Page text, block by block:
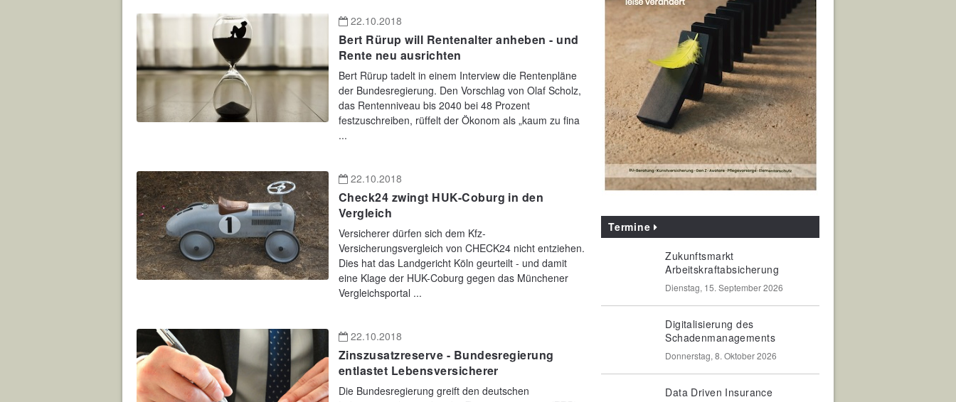
22.10.2018
Bert Rürup will Rentenalter anheben - und
Rente neu ausrichten
Bert Rürup tadelt in einem Interview die Rentenpläne
der Bundesregierung. Den Vorschlag von Olaf Scholz,
das Rentenniveau bis 2040 bei 48 Prozent
festzuschreiben, rüffelt der Ökonom als „kaum zu fina
...
22.10.2018
Check24 zwingt HUK-Coburg in den
Vergleich
Versicherer dürfen sich dem Kfz-
Versicherungsvergleich von CHECK24 nicht entziehen.
Dies hat das Landgericht Köln geurteilt - und damit
eine Klage der HUK-Coburg gegen das Münchener
Vergleichsportal ...
22.10.2018
Zinszusatzreserve - Bundesregierung
entlastet Lebensversicherer
Die Bundesregierung greift den deutschen
Termine
Zukunftsmarkt
Arbeitskraftabsicherung
Dienstag, 15. September 2026
Digitalisierung des
Schadenmanagements
Donnerstag, 8. Oktober 2026
Data Driven Insurance